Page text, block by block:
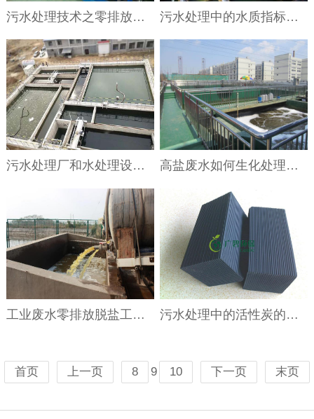
污水处理技术之零排放技术 污水处理中的水质指标COD与BOD解释
污水处理厂和水处理设备操作规程 高盐废水如何生化处理？生化法处理高盐废水解释
工业废水零排放脱盐工艺介绍 污水处理中的活性炭的怎么鉴别 选购活性炭注意要点
首页 上一页 8 9 10 下一页 末页